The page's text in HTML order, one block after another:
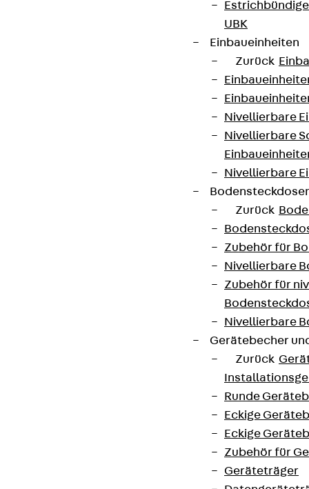
UBK
Einbaueinheiten
Zurück
Nivellierbare
Nivellierbare
Nivellierbare
Zurück
Zubehör für
Nivellierbare
Zubehör für
Nivellierbare
Gerätebecher
Zurück
Runde
Eckige
Eckige
Zubehör für
Geräteträger